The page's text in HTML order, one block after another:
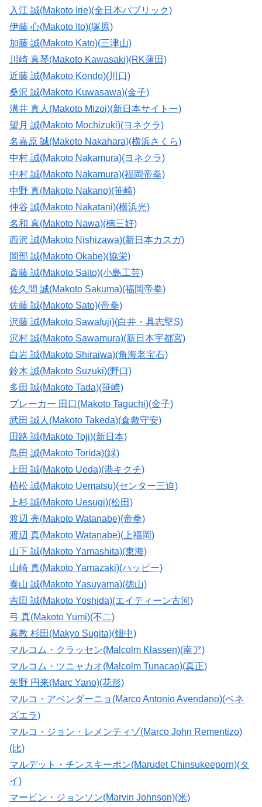
入江 誠(Makoto Irie)(全日本パブリック)
伊藤 心(Makoto Ito)(塚原)
加藤 誠(Makoto Kato)(三津山)
川崎 真琴(Makoto Kawasaki)(RK蒲田)
近藤 誠(Makoto Kondo)(川口)
桑沢 誠(Makoto Kuwasawa)(金子)
溝井 真人(Makoto Mizoi)(新日本サイトー)
望月 誠(Makoto Mochizuki)(ヨネクラ)
名嘉原 誠(Makoto Nakahara)(横浜さくら)
中村 誠(Makoto Nakamura)(ヨネクラ)
中村 誠(Makoto Nakamura)(福岡帝拳)
中野 真(Makoto Nakano)(笹崎)
仲谷 誠(Makoto Nakatani)(横浜光)
名和 真(Makoto Nawa)(楠三好)
西沢 誠(Makoto Nishizawa)(新日本カスガ)
岡部 誠(Makoto Okabe)(協栄)
斎藤 誠(Makoto Saito)(小島工芸)
佐久間 誠(Makoto Sakuma)(福岡帝拳)
佐藤 誠(Makoto Sato)(帝拳)
沢藤 誠(Makoto Sawafuji)(白井・具志堅S)
沢村 誠(Makoto Sawamura)(新日本宇都宮)
白岩 誠(Makoto Shiraiwa)(角海老宝石)
鈴木 誠(Makoto Suzuki)(野口)
多田 誠(Makoto Tada)(笹崎)
ブレーカー 田口(Makoto Taguchi)(金子)
武田 誠人(Makoto Takeda)(倉敷守安)
田路 誠(Makoto Toji)(新日本)
鳥田 誠(Makoto Torida)(緑)
上田 誠(Makoto Ueda)(港キクチ)
植松 誠(Makoto Uematsu)(センター三迫)
上杉 誠(Makoto Uesugi)(松田)
渡辺 亮(Makoto Watanabe)(帝拳)
渡辺 真(Makoto Watanabe)(上福岡)
山下 誠(Makoto Yamashita)(東海)
山崎 真(Makoto Yamazaki)(ハッピー)
泰山 誠(Makoto Yasuyama)(徳山)
吉田 誠(Makoto Yoshida)(エイティーン古河)
弓 真(Makoto Yumi)(不二)
真教 杉田(Makyo Sugita)(畑中)
マルコム・クラッセン(Malcolm Klassen)(南ア)
マルコム・ツニャカオ(Malcolm Tunacao)(真正)
矢野 円来(Marc Yano)(花形)
マルコ・アベンダーニョ(Marco Antonio Avendano)(ベネ
ズエラ)
マルコ・ジョン・レメンティゾ(Marco John Rementizo)
(比)
マルデット・チンスキーポン(Marudet Chinsukeeporn)(タ
イ)
マービン・ジョンソン(Marvin Johnson)(米)